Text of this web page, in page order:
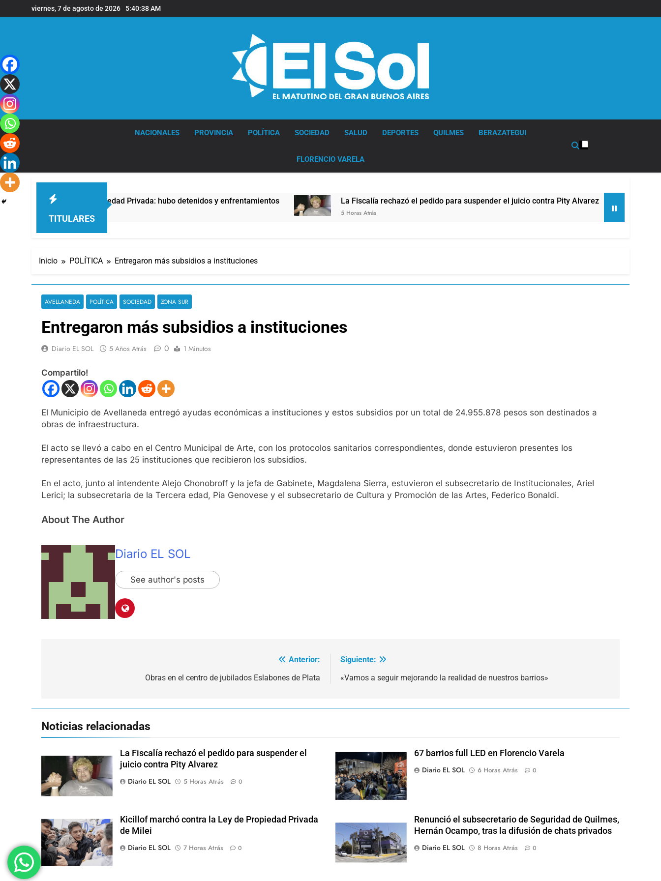
al
viernes, 7 de agosto de 2026 5:40:39 AM
NACIONALES PROVINCIA POLÍTICA SOCIEDAD SALUD DEPORTES QUILMES BERAZATEGUI
FLORENCIO VARELA
TITULARES
la Ley de Propiedad Privada: hubo detenidos y enfrentamientos La Fiscalía rechazó el pedido para suspender el juicio contra Pity Alvarez
5 Horas Atrás
Inicio POLÍTICA Entregaron más subsidios a instituciones
AVELLANEDA POLÍTICA SOCIEDAD ZONA SUR
Entregaron más subsidios a instituciones
Diario EL SOL 5 Años Atrás 0 1 Minutos
Compartilo!
El Municipio de Avellaneda entregó ayudas económicas a instituciones y estos subsidios por un total de 24.955.878 pesos son destinados a
obras de infraestructura.
El acto se llevó a cabo en el Centro Municipal de Arte, con los protocolos sanitarios correspondientes, donde estuvieron presentes los
representantes de las 25 instituciones que recibieron los subsidios.
En el acto, junto al intendente Alejo Chonobroff y la jefa de Gabinete, Magdalena Sierra, estuvieron el subsecretario de Institucionales, Ariel
Lerici; la subsecretaria de la Tercera edad, Pía Genovese y el subsecretario de Cultura y Promoción de las Artes, Federico Bonaldi.
About The Author
Diario EL SOL
See author's posts
Anterior:
Obras en el centro de jubilados Eslabones de Plata
Siguiente:
«Vamos a seguir mejorando la realidad de nuestros barrios»
Noticias relacionadas
La Fiscalía rechazó el pedido para suspender el
juicio contra Pity Alvarez
Diario EL SOL
5 Horas Atrás 0
67 barrios full LED en Florencio Varela
Diario EL SOL
6 Horas Atrás 0
Kicillof marchó contra la Ley de Propiedad Privada
de Milei
Diario EL SOL
7 Horas Atrás 0
Renunció el subsecretario de Seguridad de Quilmes,
Hernán Ocampo, tras la difusión de chats privados
Diario EL SOL
8 Horas Atrás 0